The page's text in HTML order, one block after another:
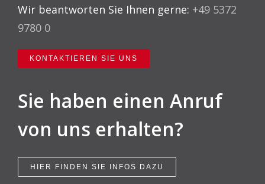
Wir beantworten Sie Ihnen gerne: +49 5372
9780 0
KONTAKTIEREN SIE UNS
Sie haben einen Anruf
von uns erhalten?
HIER FINDEN SIE INFOS DAZU